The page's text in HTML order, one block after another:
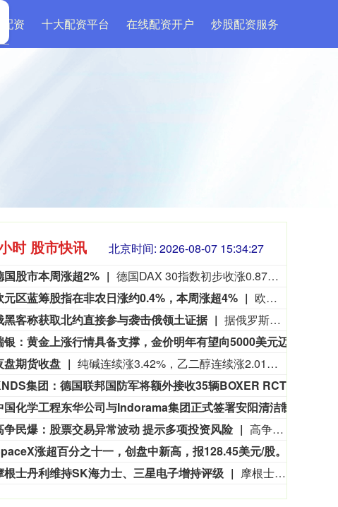
配资 十大配资平台 在线配资开户 炒股配资服务
指 3563.12 47.56 1.35% 基金指数
时 股市快讯 北京时间: 2026-08-07 15:34:29
国股市本周涨超2%
德国DAX 30指数初步收涨0.87%，报26368.48点，本周累计上涨大约2.8%。法国股指初步收涨0.38%，意大利股指初步收涨0.11%、银行指数跌0.17%，英国股指初步收涨0.44%。
元区蓝筹股指在非农日涨约0.4%，本周涨超4%
欧洲STOXX 600指数初步收涨0.42%，报660.97点，本周累计上涨大约1.8%。欧元区STOXX 50指数初步收涨0.45%，报6531.80点，非农就业报告发布后一度达到6559.99点，本周累涨约4.2%。富时泛欧绩优300指数初步收涨0.43%，报2641.28点。
黑客称获取北约直接参与袭击俄领土证据
据俄罗斯方面7日消息，有匿名俄罗斯黑客称，已获取北约直接参与袭击俄领土的书面证据。相关内容涉及乌克兰武装部队2026年7月袭击俄列宁格勒州和加里宁格勒州石油码头的事件。该匿名黑客透露，其获取的书面证据显示，受雇于北约情报部门的专家巴特·德瓦赫特向乌克兰国家安全局提供了列宁格勒州和加里宁格勒州石油码头以及俄罗斯天然气工业股份公司一艘液化天然气运输船的坐标情报。（央视新闻）
盘期货收盘
纯碱连续涨3.42%，乙二醇连续涨2.01%，焦煤连续涨1.71%，玻璃连续涨1.47%，苯乙烯连续涨1.20%。
争民爆：股票交易异常波动 提示多项投资风险
高争民爆公告称，8月5日至7日，公司股票收盘价格涨幅偏离值累计超20%，属异常波动。公司已被深交所重点监控，若股价非理性波动或申请停牌核查。公司尚未开展矿山投资开发业务，无资产注入及重组计划。截至8月7日，公司市盈率和市净率高于行业水平。公司预计上半年净利润2900 - 3800万元，同比降45.09% - 58.09%。因股价高于上限，现阶段无法实施股份回购。控股子公司中标2.2亿元项目，尚未签合同。
涨超百分之十一，创盘中新高，报128.45美元/股。
根士丹利维持SK海力士、三星电子增持评级 摩根士丹利维持SK海力士、三星电子增持评级，目标价分别定为260万韩元、38.1万韩元。 以报告采用基准股价测算，两大目标价对应潜在上涨空间约74%、65%，但不代表股价必将上行。 报告将2027年云资本开支同比增速预测由14%上调至29%，AI算力需求仍是存储周期重要结构性支撑。 DRAM、NAND合约价格持续上行，但环比涨幅自高点回落；摩根士丹利预计存储行业将在2026年第四季度进入周期后期。